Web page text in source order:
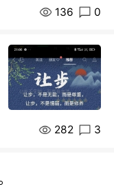
136 0
282 3